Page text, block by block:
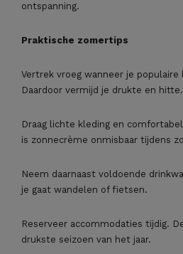
ontspanning.
Praktische zomertips
Vertrek vroeg wanneer je
Daardoor vermijd je drukte en hitte.
Draag lichte kleding en
is zonnecrème onmisbaar tijdens
Neem daarnaast voldoende
je gaat wandelen of fietsen.
Reserveer accommodaties tijdig.
drukste seizoen van het jaar.